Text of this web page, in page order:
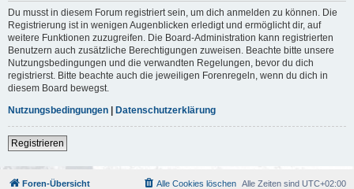
Du musst in diesem Forum registriert sein, um dich anmelden zu können. Die
Registrierung ist in wenigen Augenblicken erledigt und ermöglicht dir, auf
weitere Funktionen zuzugreifen. Die Board-Administration kann registrierten
Benutzern auch zusätzliche Berechtigungen zuweisen. Beachte bitte unsere
Nutzungsbedingungen und die verwandten Regelungen, bevor du dich
registrierst. Bitte beachte auch die jeweiligen Forenregeln, wenn du dich in
diesem Board bewegst.
Nutzungsbedingungen | Datenschutzerklärung
Registrieren
Foren-Übersicht Alle Zeiten sind UTC+02:00
Alle Cookies löschen